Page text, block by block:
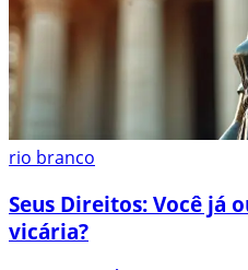
rio branco
Seus Direitos: Você já
vicária?